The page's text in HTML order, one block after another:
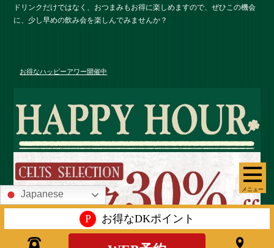
メニュー
ドリンクだけではなく、おつまみもお得に楽しめますので、ぜひこの機会
に、少し早めの飲み会を楽しんでみませんか？
お得なハッピーアワー開催中
Japanese
P お得なDKポイント